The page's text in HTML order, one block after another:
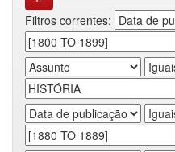
Filtros correntes: